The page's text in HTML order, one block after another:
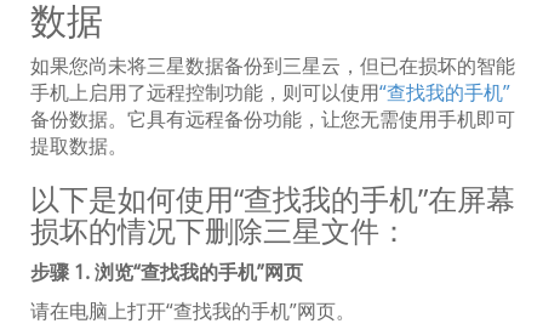
数据
如果您尚未将三星数据备份到三星云，但已在损坏的智能
手机上启用了远程控制功能，则可以使用“查找我的手机”
备份数据。它具有远程备份功能，让您无需使用手机即可
提取数据。
以下是如何使用“查找我的手机”在屏幕
损坏的情况下删除三星文件：
步骤 1. 浏览“查找我的手机”网页
请在电脑上打开“查找我的手机”网页。